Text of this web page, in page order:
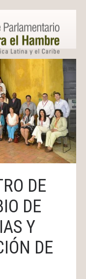
DE
DE
Y
DE